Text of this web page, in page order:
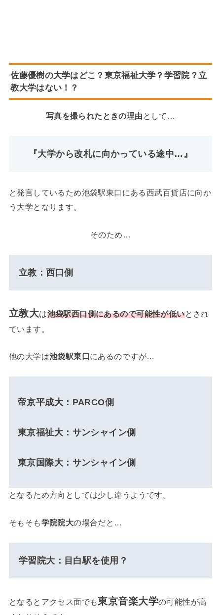
佐藤優樹の大学はどこ？東京福祉大学？学習院？立
教大学はない！？
写真を撮られたときの理由 として…
『大学から改札に向かっている途中…』
と発言しているため池袋駅東口にある西武百貨店に向か
う大学となります。
そのため…
立教：西口側
立教大は池袋駅西口側にあるので可能性が低いとされ
ています。
他の大学は池袋駅東口にあるのですが…
帝京平成大：PARCO側
東京福祉大：サンシャイン側
東京国際大：サンシャイン側
となるため方向としては少し違うようです。
そもそも学院院大の場合だと…
学習院大：目白駅を使用？
となるとアクセス面でも東京音楽大学の可能性が高